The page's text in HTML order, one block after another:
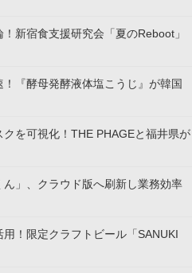
新宿食支援研究会「夏のReboot」
『酵母発酵液体塩こうじ』が韓国
を可視化！THE PHAGEと福井県が
」、クラウド版へ刷新し業務効率
！限定クラフトビール「SANUKI